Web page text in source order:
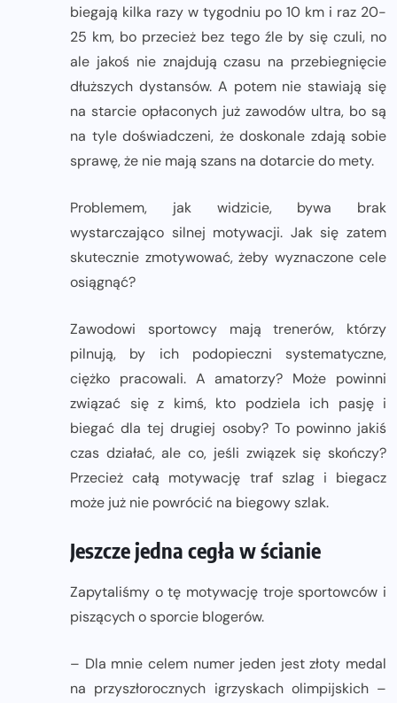
biegają kilka razy w tygodniu po 10 km i raz 20-
25 km, bo przecież bez tego źle by się czuli, no
ale jakoś nie znajdują czasu na przebiegnięcie
dłuższych dystansów. A potem nie stawiają się
na starcie opłaconych już zawodów ultra, bo są
na tyle doświadczeni, że doskonale zdają sobie
sprawę, że nie mają szans na dotarcie do mety.
Problemem, jak widzicie, bywa brak
wystarczająco silnej motywacji. Jak się zatem
skutecznie zmotywować, żeby wyznaczone cele
osiągnąć?
Zawodowi sportowcy mają trenerów, którzy
pilnują, by ich podopieczni systematyczne,
ciężko pracowali. A amatorzy? Może powinni
związać się z kimś, kto podziela ich pasję i
biegać dla tej drugiej osoby? To powinno jakiś
czas działać, ale co, jeśli związek się skończy?
Przecież całą motywację traf szlag i biegacz
może już nie powrócić na biegowy szlak.
Jeszcze jedna cegła w ścianie
Zapytaliśmy o tę motywację troje sportowców i
piszących o sporcie blogerów.
– Dla mnie celem numer jeden jest złoty medal
na przyszłorocznych igrzyskach olimpijskich –